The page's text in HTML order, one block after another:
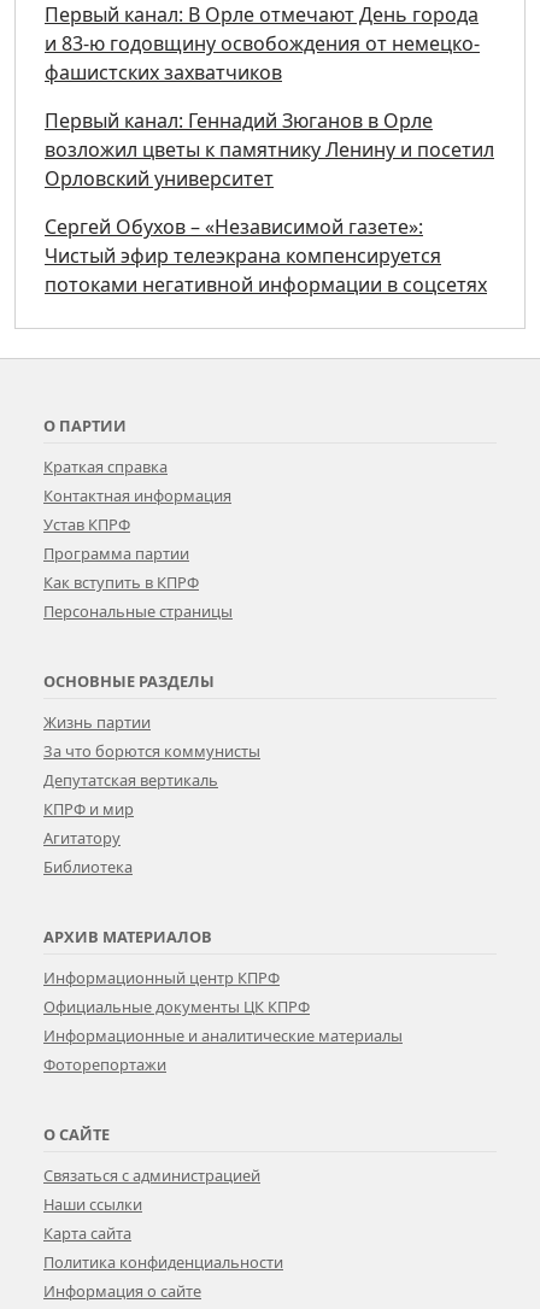
Первый канал: В Орле отмечают День города
и 83-ю годовщину освобождения от немецко-
фашистских захватчиков
Первый канал: Геннадий Зюганов в Орле
возложил цветы к памятнику Ленину и посетил
Орловский университет
Сергей Обухов – «Независимой газете»:
Чистый эфир телеэкрана компенсируется
потоками негативной информации в соцсетях
О ПАРТИИ
Краткая справка
Контактная информация
Устав КПРФ
Программа партии
Как вступить в КПРФ
Персональные страницы
ОСНОВНЫЕ РАЗДЕЛЫ
Жизнь партии
За что борются коммунисты
Депутатская вертикаль
КПРФ и мир
Агитатору
Библиотека
АРХИВ МАТЕРИАЛОВ
Информационный центр КПРФ
Официальные документы ЦК КПРФ
Информационные и аналитические материалы
Фоторепортажи
О САЙТЕ
Связаться с администрацией
Наши ссылки
Карта сайта
Политика конфиденциальности
Информация о сайте